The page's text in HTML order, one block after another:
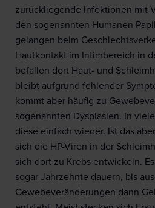
zurückliegende Infektionen mit
den sogenannten Humanen
gelangen beim
Hautkontakt im Intimbereich in
befallen dort Haut- und
bleibt aufgrund fehlender
kommt aber häufig zu
sogenannten Dysplasien. In
diese einfach wieder. Ist das
sich die HP-Viren in der
sich dort zu Krebs entwickeln.
sogar Jahrzehnte dauern, bis
Gewebeveränderungen dann